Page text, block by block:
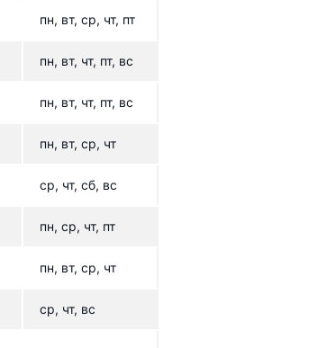
пн, вт, ср, чт, пт
пн, вт, чт, пт, вс
пн, вт, чт, пт, вс
пн, вт, ср, чт
ср, чт, сб, вс
пн, ср, чт, пт
пн, вт, ср, чт
ср, чт, вс